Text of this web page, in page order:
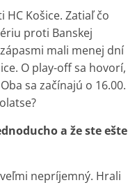
Košice. Zatiaľ čo
proti Banskej
mali menej dní
O play-off sa hovorí,
sa začínajú o 16.00.
a že ste ešte
nepríjemný. Hrali